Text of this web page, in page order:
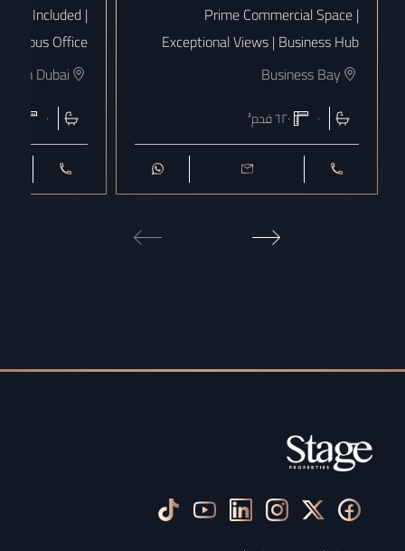
Prime Commercial Space |
Exceptional Views | Business Hub
Business Bay
٠ ٦٢٠قدم²
Included |
Office
Dubai
٠